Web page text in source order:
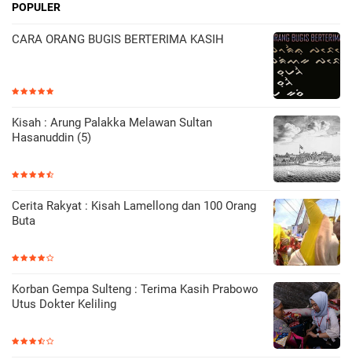
POPULER
CARA ORANG BUGIS BERTERIMA KASIH
Kisah : Arung Palakka Melawan Sultan
Hasanuddin (5)
Cerita Rakyat : Kisah Lamellong dan 100 Orang
Buta
Korban Gempa Sulteng : Terima Kasih Prabowo
Utus Dokter Keliling